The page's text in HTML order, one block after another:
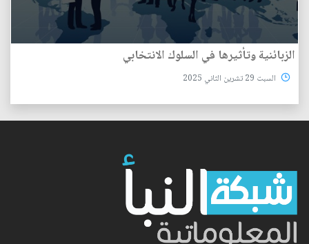
الزبائنية وتأثيرها في السلوك الانتخابي
السبت 29 تشرين الثاني 2025